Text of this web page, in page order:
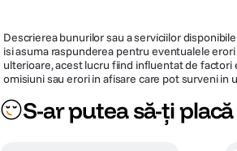
Descrierea bunurilor sau a serviciilor
isi asuma raspunderea pentru eventualele
ulterioare, acest lucru fiind influentat de factori
omisiuni sau erori in afisare care pot surveni in
S-ar putea să-ți placă